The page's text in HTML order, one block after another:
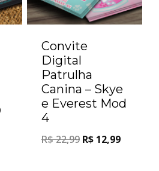
Convite
Digital
Patrulha
Canina – Skye
e Everest Mod
4
R$22,99 R$ 12,99